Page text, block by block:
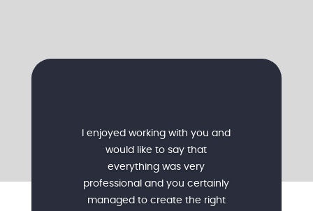
I enjoyed working with you and
would like to say that
everything was very
professional and you certainly
managed to create the right